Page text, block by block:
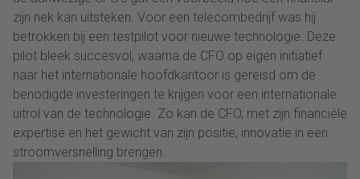
zijn nek kan uitsteken. Voor een telecombedrijf was hij
betrokken bij een testpilot voor nieuwe technologie. Deze
pilot bleek succesvol, waarna de CFO op eigen initiatief
naar het internationale hoofdkantoor is gereisd om de
benodigde investeringen te krijgen voor een internationale
uitrol van de technologie. Zo kan de CFO, met zijn financiële
expertise en het gewicht van zijn positie, innovatie in een
stroomversnelling brengen.